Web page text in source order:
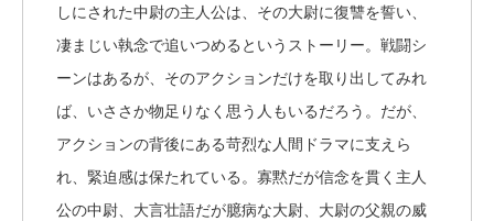
しにされた中尉の主人公は、その大尉に復讐を誓い、
凄まじい執念で追いつめるというストーリー。戦闘シ
ーンはあるが、そのアクションだけを取り出してみれ
ば、いささか物足りなく思う人もいるだろう。だが、
アクションの背後にある苛烈な人間ドラマに支えら
れ、緊迫感は保たれている。寡黙だが信念を貫く主人
公の中尉、大言壮語だが臆病な大尉、大尉の父親の威